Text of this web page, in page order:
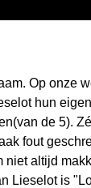
Op onze
hun
de 5).
fout
niet altijd
Lieselot is